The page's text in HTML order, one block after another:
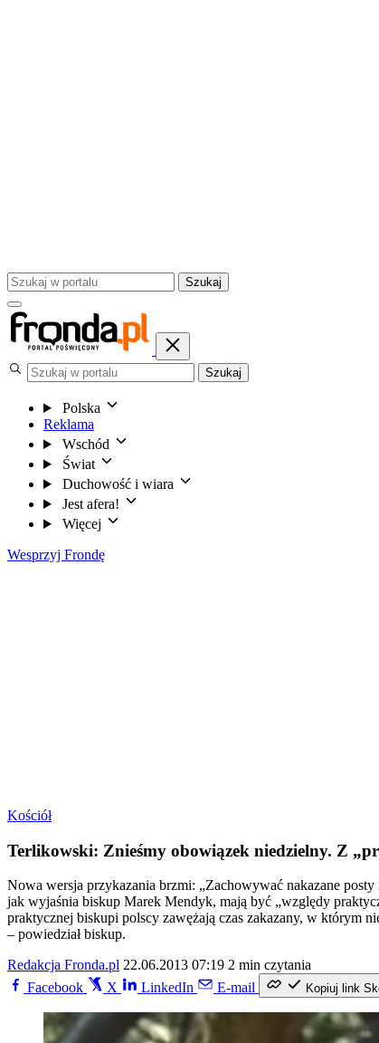
Szukaj
Szukaj
Polska
Reklama
Wschód
Świat
Duchowość i wiara
Jest afera!
Więcej
Wesprzyj Frondę
Kościół
Terlikowski: Znieśmy obowiązek niedzielny. Z
Nowa wersja przykazania brzmi: „Zachowywać nakazane
jak wyjaśnia biskup Marek Mendyk, mają być „względy
praktycznej biskupi polscy zawężają czas zakazany, w którym
– powiedział biskup.
Redakcja Fronda.pl 22.06.2013 07:19 2 min czytania
Facebook
X LinkedIn E-mail Kopiuj link